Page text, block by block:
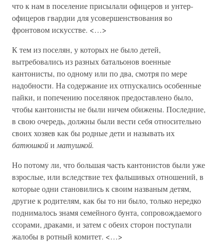
что к нам в поселение присылали офицеров и унтер-
офицеров гвардии для усовершенствования во
фронтовом искусстве. <…>
К тем из поселян, у которых не было детей,
вытребовались из разных батальонов военные
кантонисты, по одному или по два, смотря по мере
надобности. На содержание их отпускались особенные
пайки, и попечению поселянок предоставлено было,
чтобы кантонисты не были ничем обижены. Последние,
в свою очередь, должны были вести себя относительно
своих хозяев как бы родные дети и называть их
батюшкойи матушкой.
Но потому ли, что большая часть кантонистов были уже
взрослые, или вследствие тех фальшивых отношений, в
которые одни становились к своим названым детям,
другие к родителям, как бы то ни было, только нередко
поднималось знамя семейного бунта, сопровождаемого
ссорами, драками, и затем с обеих сторон поступали
жалобы в ротный комитет. <…>